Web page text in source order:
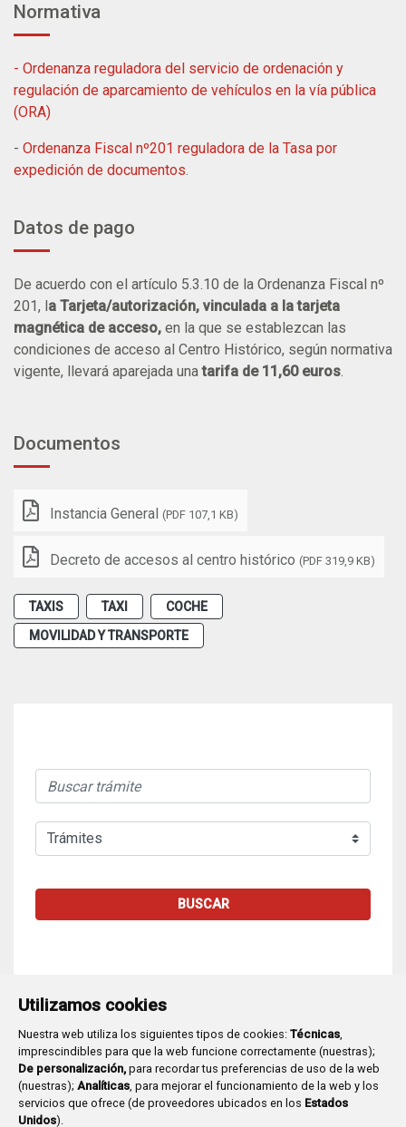
Utilizamos cookies
Nuestra web utiliza los siguientes tipos de cookies: Técnicas,
imprescindibles para que la web funcione correctamente (nuestras);
De personalización, para recordar tus preferencias de uso de la web
(nuestras); Analíticas, para mejorar el funcionamiento de la web y los
servicios que ofrece (de proveedores ubicados en los Estados
Unidos).
Normativa
- Ordenanza reguladora del servicio de ordenación y
regulación de aparcamiento de vehículos en la vía pública
(ORA)
- Ordenanza Fiscal nº201 reguladora de la Tasa por
expedición de documentos.
Datos de pago
De acuerdo con el artículo 5.3.10 de la Ordenanza Fiscal nº
201, la Tarjeta/autorización, vinculada a la tarjeta
magnética de acceso, en la que se establezcan las
condiciones de acceso al Centro Histórico, según normativa
vigente, llevará aparejada unatarifa de 11,60 euros.
Documentos
Instancia General (PDF 107,1 KB)
Decreto de accesos al centro histórico (PDF 319,9 KB)
TAXIS TAXI
COCHE
MOVILIDAD Y TRANSPORTE
BUSCAR
Plaza Mayor 1- 09071BURGOS
947 288 800 CIF:P-0906100-C